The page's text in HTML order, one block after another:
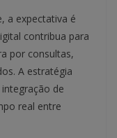
a expectativa é
contribua para
por consultas,
A estratégia
de
real entre